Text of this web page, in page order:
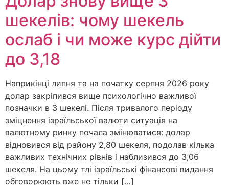
шекелів: чому шекель
ослаб і чи може курс дійти
до 3,18
Наприкінці липня та на початку серпня 2026 року
долар закріпився вище психологічно важливої
позначки в 3 шекелі. Після тривалого періоду
зміцнення ізраїльської валюти ситуація на
валютному ринку почала змінюватися: долар
відновився від району 2,80 шекеля, подолав кілька
важливих технічних рівнів і наблизився до 3,06
шекеля. На цьому тлі ізраїльські фінансові видання
обговорюють вже не тільки […]